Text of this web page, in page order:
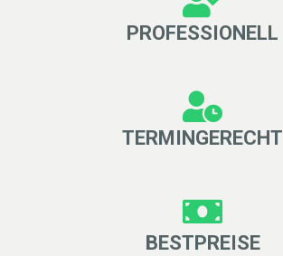
PROFESSIONELL
TERMINGERECHT
BESTPREISE